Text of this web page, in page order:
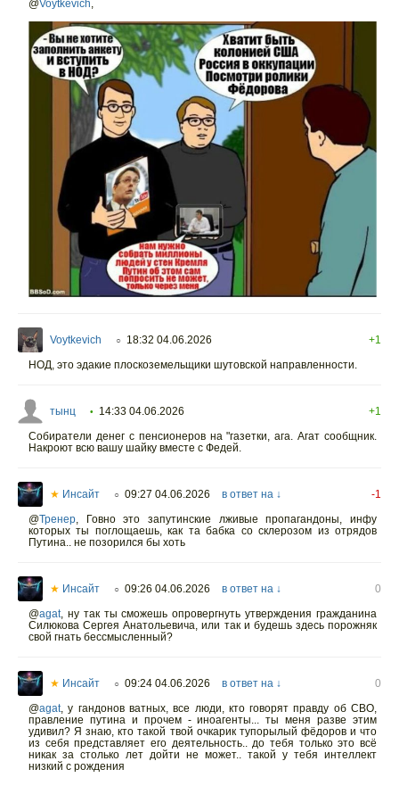
@Voytkevich,
Voytkevich ○ 18:32 04.06.2026
+1
НОД, это эдакие плоскоземельщики шутовской направленности.
тынц • 14:33 04.06.2026
+1
Собиратели денег с пенсионеров на "газетки, ага. Агат сообщник.
Накроют всю вашу шайку вместе с Федей.
★ Инсайт ○ 09:27 04.06.2026 в ответ на ↓
-1
@Тренер, Говно это запутинские лживые пропагандоны, инфу
которых ты поглощаешь, как та бабка со склерозом из отрядов
Путина.. не позорился бы хоть
★ Инсайт ○ 09:26 04.06.2026 в ответ на ↓
0
@agat, ну так ты сможешь опровергнуть утверждения гражданина
Силюкова Сергея Анатольевича, или так и будешь здесь порожняк
свой гнать бессмысленный?
★ Инсайт ○ 09:24 04.06.2026 в ответ на ↓
0
@agat, у гандонов ватных, все люди, кто говорят правду об СВО,
правление путина и прочем - иноагенты... ты меня разве этим
удивил? Я знаю, кто такой твой очкарик тупорылый фёдоров и что
из себя представляет его деятельность.. до тебя только это всё
никак за столько лет дойти не может.. такой у тебя интеллект
низкий с рождения